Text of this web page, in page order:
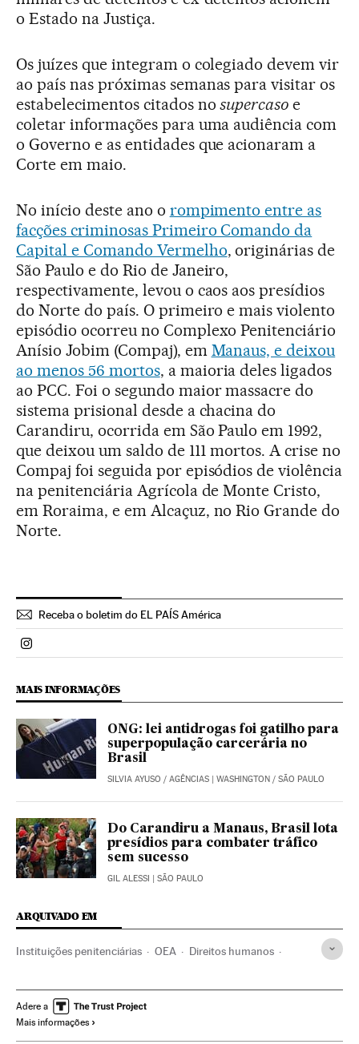
o Estado na Justiça.
Os juízes que integram o colegiado devem vir
ao país nas próximas semanas para visitar os
estabelecimentos citados nosupercaso e
coletar informações para uma audiência com
o Governo e as entidades que acionaram a
Corte em maio.
No início deste ano o rompimento entre as
facções criminosas Primeiro Comando da
Capital e Comando Vermelho, originárias de
São Paulo e do Rio de Janeiro,
respectivamente, levou o caos aos presídios
do Norte do país. O primeiro e mais violento
episódio ocorreu no Complexo Penitenciário
Anísio Jobim (Compaj), em Manaus, e deixou
ao menos 56 mortos, a maioria deles ligados
ao PCC. Foi o segundo maior massacre do
sistema prisional desde a chacina do
Carandiru, ocorrida em São Paulo em 1992,
que deixou um saldo de 111 mortos. A crise no
Compaj foi seguida por episódios de violência
na penitenciária Agrícola de Monte Cristo,
em Roraima, e em Alcaçuz, no Rio Grande do
Norte.
Receba o boletim do EL PAÍS América
Politica El País Brasil en Instagram
MAIS INFORMAÇÕES
ONG: lei antidrogas foi gatilho para
superpopulação carcerária no
Brasil
SILVIA AYUSO / AGÊNCIAS | WASHINGTON / SÃO PAULO
Do Carandiru a Manaus, Brasil lota
presídios para combater tráfico
sem sucesso
GIL ALESSI | SÃO PAULO
ARQUIVADO EM
Instituições penitenciárias OEA Direitos humanos
América do Sul América Latina
Organizações internacionais
Adere a
Mais informações